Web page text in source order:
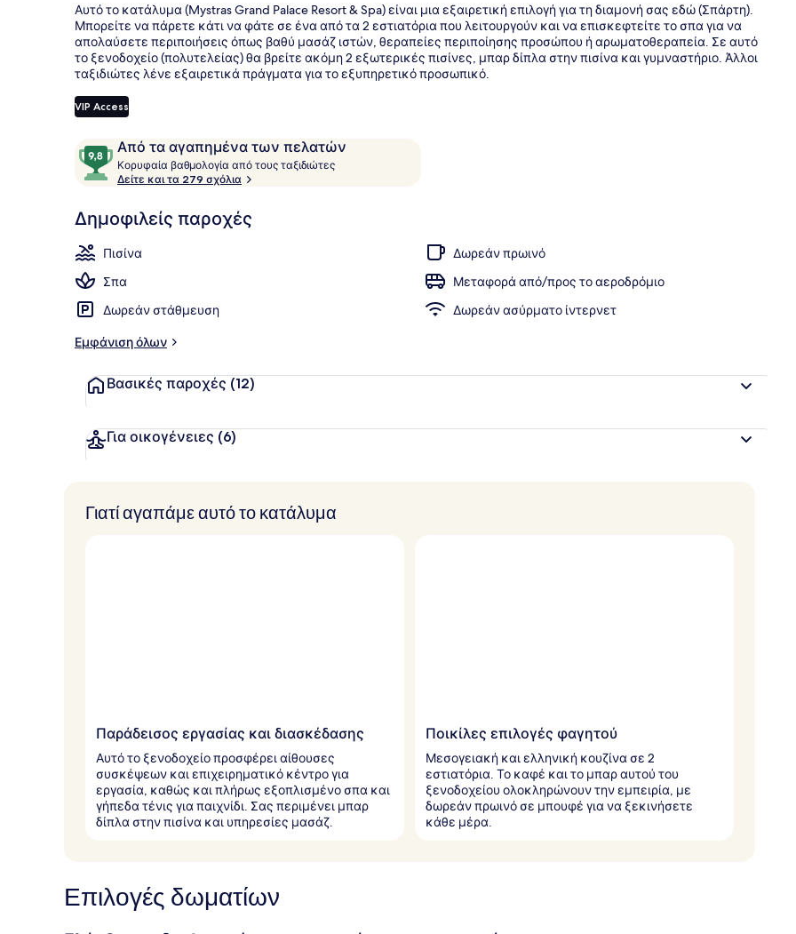
Premium Δίκλινο Δωμάτιο (Double) | Χρηματοκιβώτιο στο δωμάτιο, γραφείο, χώρος
2
Αυτό το κατάλυμα (Mystras Grand Palace Resort & Spa) είναι μια εξαιρετική επιλογή για τη διαμονή σας εδώ (Σπάρτη).
Μπορείτε να πάρετε κάτι να φάτε σε ένα από τα 2 εστιατόρια που λειτουργούν και να επισκεφτείτε το σπα για να
απολαύσετε περιποιήσεις όπως βαθύ μασάζ ιστών, θεραπείες περιποίησης προσώπου ή αρωματοθεραπεία. Σε αυτό
το ξενοδοχείο (πολυτελείας) θα βρείτε ακόμη 2 εξωτερικές πισίνες, μπαρ δίπλα στην πισίνα και γυμναστήριο. Άλλοι
ταξιδιώτες λένε εξαιρετικά πράγματα για το εξυπηρετικό προσωπικό.
VIP Access
ΣχόλιαΑπό τα αγαπημένα των πελατών
9,8
στα
10,
τα
των
πελατών
Κορυφαία βαθμολογία από τους ταξιδιώτες
ο
τ
ς
Δείτε και τα 279 σχόλια
Δημοφιλείς παροχές
Πισίνα
Δωρεάν πρωινό
Σπα
Μεταφορά από/προς το αεροδρόμιο
Δωρεάν στάθμευση
Δωρεάν ασύρματο ίντερνετ
Εμφάνιση όλων
Βασικές παροχές (12)
Για οικογένειες (6)
Γιατί αγαπάμε αυτό το κατάλυμα
Παράδεισος εργασίας και διασκέδασης
Αυτό το ξενοδοχείο προσφέρει αίθουσες
συσκέψεων και επιχειρηματικό κέντρο για
εργασία, καθώς και πλήρως εξοπλισμένο σπα και
γήπεδα τένις για παιχνίδι. Σας περιμένει μπαρ
δίπλα στην πισίνα και υπηρεσίες μασάζ.
Ποικίλες επιλογές φαγητού
Μεσογειακή και ελληνική κουζίνα σε 2
εστιατόρια. Το καφέ και το μπαρ αυτού του
ξενοδοχείου ολοκληρώνουν την εμπειρία, με
δωρεάν πρωινό σε μπουφέ για να ξεκινήσετε
κάθε μέρα.
Επιλογές δωματίων